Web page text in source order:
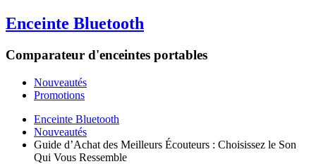
Enceinte Bluetooth
Comparateur d'enceintes portables
Nouveautés
Promotions
Enceinte Bluetooth
Nouveautés
Guide d’Achat des Meilleurs Écouteurs : Choisissez le Son
Qui Vous Ressemble